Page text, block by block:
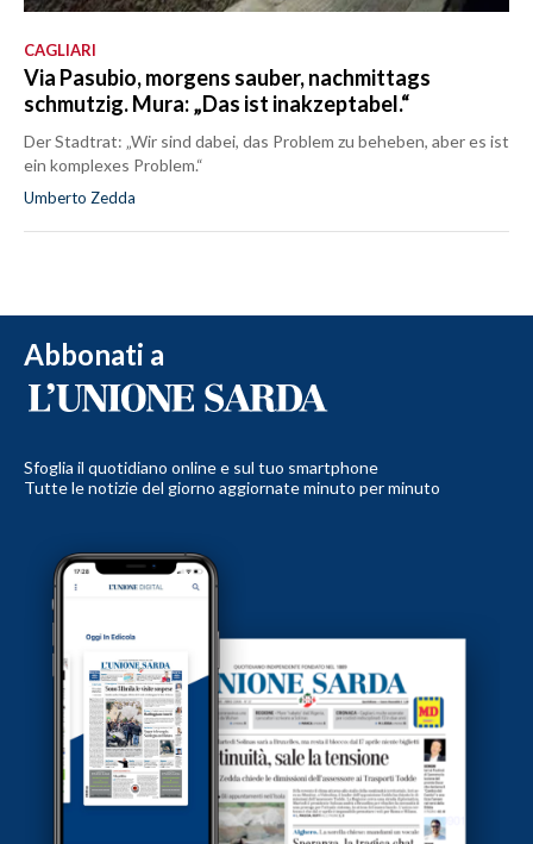
CAGLIARI
Via Pasubio, morgens sauber, nachmittags
schmutzig. Mura: „Das ist inakzeptabel.“
Der Stadtrat: „Wir sind dabei, das Problem zu beheben, aber es ist
ein komplexes Problem.“
Umberto Zedda
Abbonati a
Sfoglia il quotidiano online e sul tuo smartphone
Tutte le notizie del giorno aggiornate minuto per minuto